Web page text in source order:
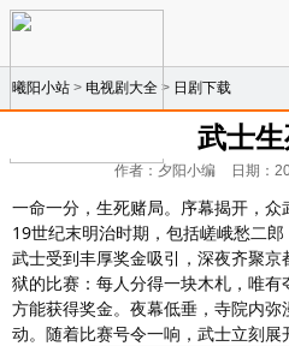
曦阳小站 > 电视剧大全 > 日剧下载
武士
作者：夕阳小编 日期：
一命一分，生死赌局。序幕揭开，
19世纪末明治时期，包括嵯峨愁二
武士受到丰厚奖金吸引，深夜齐聚
狱的比赛：每人分得一块木札，唯有
方能获得奖金。夜幕低垂，寺院内
动。随着比赛号令一响，武士立刻展